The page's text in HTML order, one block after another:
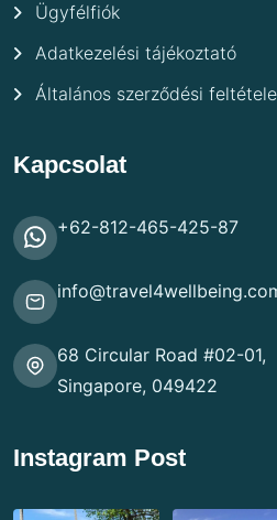
Ügyfélfiók
Adatkezelési tájékoztató
Általános szerződési
Kapcsolat
+62-812-465-425-87
68 Circular Road #02-01,
Singapore, 049422
Instagram Post